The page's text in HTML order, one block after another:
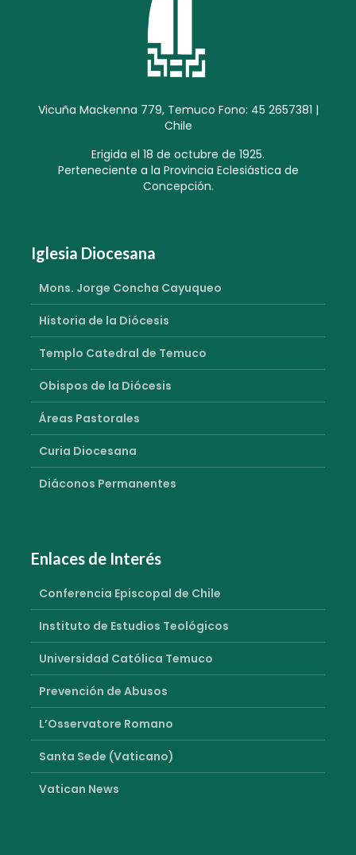
Vicuña Mackenna 779, Temuco Fono: 45 2657381 |
Chile
Erigida el 18 de octubre de 1925.
Perteneciente a la Provincia Eclesiástica de
Concepción.
Iglesia Diocesana
Mons. Jorge Concha Cayuqueo
Historia de la Diócesis
Templo Catedral de Temuco
Obispos de la Diócesis
Áreas Pastorales
Curia Diocesana
Diáconos Permanentes
Enlaces de Interés
Conferencia Episcopal de Chile
Instituto de Estudios Teológicos
Universidad Católica Temuco
Prevención de Abusos
L’Osservatore Romano
Santa Sede (Vaticano)
Vatican News